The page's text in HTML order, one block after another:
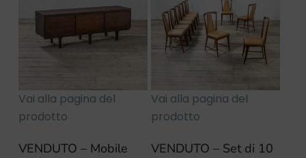
Vai alla pagina del
prodotto
VENDUTO – Mobile
Vai alla pagina del
prodotto
VENDUTO – Set di 10